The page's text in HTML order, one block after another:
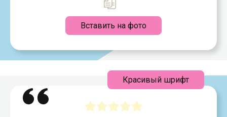
Вставить на фото
Красивый шрифт